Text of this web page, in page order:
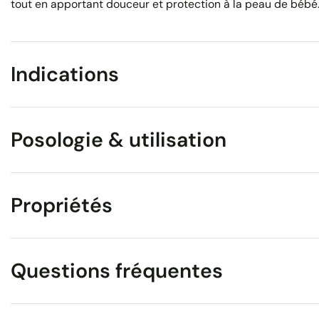
tout en apportant douceur et protection à la peau de bébé.
Indications
Posologie & utilisation
Propriétés
Questions fréquentes